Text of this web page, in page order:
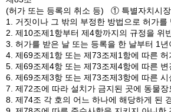
(허가 또는 등록의 취소 등) ① 특별자치시장
1. 거짓이나 그 밖의 부정한 방법으로 허가
2. 제10조제1항부터 제4항까지의 규정을 위
3. 허가를 받은 날 또는 등록을 한 날부터 1
4. 제69조제1항 또는 제73조제1항에 따른
5. 제69조제4항 또는 제73조제4항에 따른
6. 제69조제3항 또는 제73조제3항에 따른
7. 제72조에 따라 설치가 금지된 곳에 동물
8. 제74조 각 호의 어느 하나에 해당하게 된